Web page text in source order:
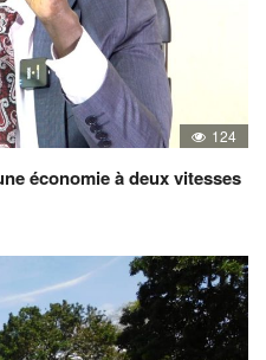
124
économie à deux vitesses